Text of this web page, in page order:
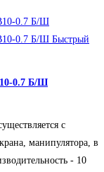
Быстрый
0.7 Б/Ш
с
манипулятора, в
- 10